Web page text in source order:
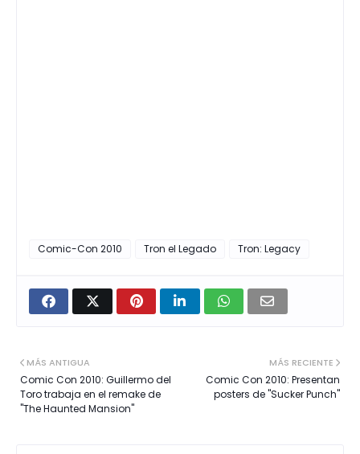
Comic-Con 2010 Tron el Legado Tron: Legacy
MÁS RECIENTE
Comic Con 2010: Presentan
posters de "Sucker Punch"
MÁS ANTIGUA
Comic Con 2010: Guillermo del
Toro trabaja en el remake de
"The Haunted Mansion"